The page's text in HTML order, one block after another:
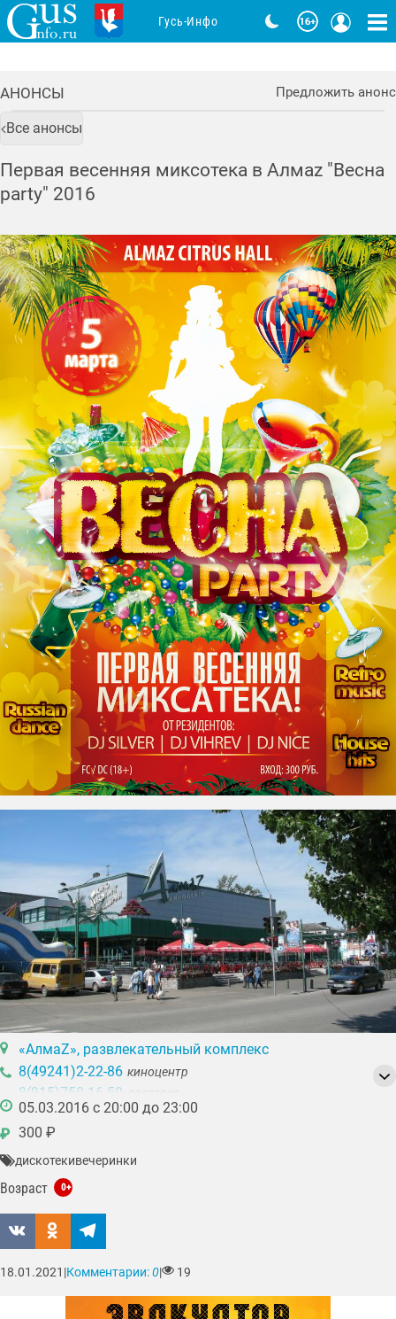
АНОНСЫ Предложить анонс
Все анонсы
Первая весенняя миксотека в Алмаz "Весна
party" 2016
«АлмаZ», развлекательный комплекс
8(49241)2-22-86 киноцентр
8(915)750-16-50
05.03.2016 с 20:00 до 23:00
300 ₽
₽
дискотекивечеринки
Возраст 0+
18.01.2021 |Комментарии:0| 19
Гусь-Инфо